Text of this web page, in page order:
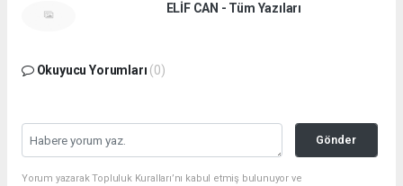
ELİF CAN - Tüm Yazıları
Okuyucu Yorumları (0)
Gönder
Yorum yazarak Topluluk Kuralları’nı kabul etmiş bulunuyor ve